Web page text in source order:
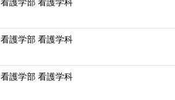
看護学部 看護学科
看護学部 看護学科
看護学部 看護学科